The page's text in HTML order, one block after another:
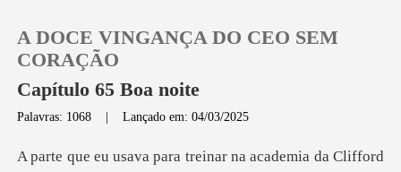
A DOCE VINGANÇA DO CEO SEM
CORAÇÃO
Capítulo 65 Boa noite
Palavras: 1068 |Lançado em: 04/03/2025